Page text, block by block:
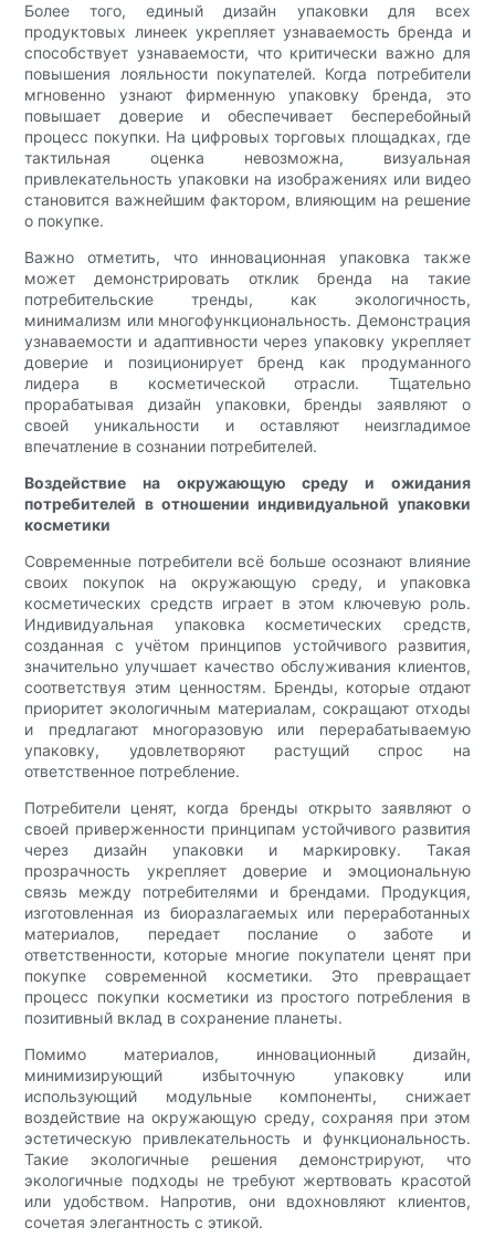
Более того, единый дизайн упаковки для всех
продуктовых линеек укрепляет узнаваемость бренда и
способствует узнаваемости, что критически важно для
повышения лояльности покупателей. Когда потребители
мгновенно узнают фирменную упаковку бренда, это
повышает доверие и обеспечивает бесперебойный
процесс покупки. На цифровых торговых площадках, где
тактильная оценка невозможна, визуальная
привлекательность упаковки на изображениях или видео
становится важнейшим фактором, влияющим на решение
о покупке.
Важно отметить, что инновационная упаковка также
может демонстрировать отклик бренда на такие
потребительские тренды, как экологичность,
минимализм или многофункциональность. Демонстрация
узнаваемости и адаптивности через упаковку укрепляет
доверие и позиционирует бренд как продуманного
лидера в косметической отрасли. Тщательно
прорабатывая дизайн упаковки, бренды заявляют о
своей уникальности и оставляют неизгладимое
впечатление в сознании потребителей.
Воздействие на окружающую среду и ожидания
потребителей в отношении индивидуальной упаковки
косметики
Современные потребители всё больше осознают влияние
своих покупок на окружающую среду, и упаковка
косметических средств играет в этом ключевую роль.
Индивидуальная упаковка косметических средств,
созданная с учётом принципов устойчивого развития,
значительно улучшает качество обслуживания клиентов,
соответствуя этим ценностям. Бренды, которые отдают
приоритет экологичным материалам, сокращают отходы
и предлагают многоразовую или перерабатываемую
упаковку, удовлетворяют растущий спрос на
ответственное потребление.
Потребители ценят, когда бренды открыто заявляют о
своей приверженности принципам устойчивого развития
через дизайн упаковки и маркировку. Такая
прозрачность укрепляет доверие и эмоциональную
связь между потребителями и брендами. Продукция,
изготовленная из биоразлагаемых или переработанных
материалов, передает послание о заботе и
ответственности, которые многие покупатели ценят при
покупке современной косметики. Это превращает
процесс покупки косметики из простого потребления в
позитивный вклад в сохранение планеты.
Помимо материалов, инновационный дизайн,
минимизирующий избыточную упаковку или
использующий модульные компоненты, снижает
воздействие на окружающую среду, сохраняя при этом
эстетическую привлекательность и функциональность.
Такие экологичные решения демонстрируют, что
экологичные подходы не требуют жертвовать красотой
или удобством. Напротив, они вдохновляют клиентов,
сочетая элегантность с этикой.